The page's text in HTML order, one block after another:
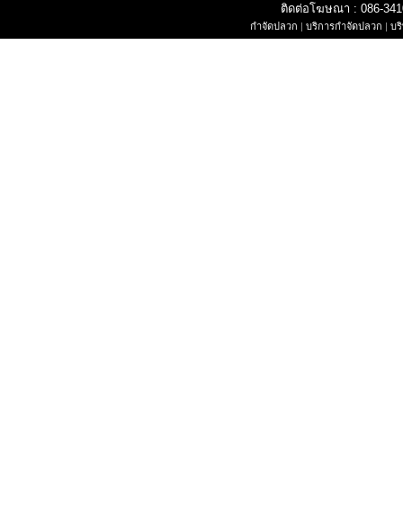
ติดต่อโฆษณา : 086-
กำจัดปลวก | บริการกำจัดปลวก | บ